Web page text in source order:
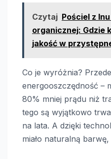
Czytaj Pościel z
organicznej: Gdzie
jakość w
Co je wyróżnia?
energooszczędność –
80% mniej prądu niż
tego są wyjątkowo
na lata. A dzięki
miało naturalną